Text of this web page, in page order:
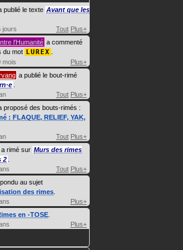
publié le texte Avant que les
jours
Tout Plus+
l'Humanité a commenté
du mot LUREX
mois
Plus+
a publié le bout-rimé
Tout Plus+
proposé des bouts-rimés :
: FLAQUE, RELIEF, YAK,
Tout Plus+
a rimé sur Murs des rimes
2
Tout Plus+
au sujet
des rimes
Plus+
en -TOSE
Plus+